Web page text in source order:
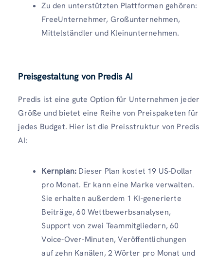
Zu den unterstützten Plattformen gehören:
FreeUnternehmer, Großunternehmen,
Mittelständler und Kleinunternehmen.
Preisgestaltung von Predis AI
Predis ist eine gute Option für Unternehmen jeder
Größe und bietet eine Reihe von Preispaketen für
jedes Budget. Hier ist die Preisstruktur von Predis
AI:
Kernplan: Dieser Plan kostet 19 US-Dollar
pro Monat. Er kann eine Marke verwalten.
Sie erhalten außerdem 1 KI-generierte
Beiträge, 60 Wettbewerbsanalysen,
Support von zwei Teammitgliedern, 60
Voice-Over-Minuten, Veröffentlichungen
auf zehn Kanälen, 2 Wörter pro Monat und